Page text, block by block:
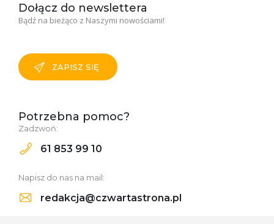
Dołącz do newslettera
Bądź na bieżąco z Naszymi nowościami!
ZAPISZ SIĘ
Potrzebna pomoc?
Zadzwoń:
61 853 99 10
Napisz do nas na mail:
redakcja@czwartastrona.pl